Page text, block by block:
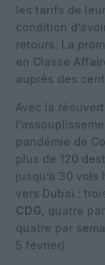
les tarifs de
condition
retours. La
en Classe
auprès des
Avec la
pandémie de
plus de 120
jusqu’à 30 vols
vers Dubaï :
CDG , quatre
quatre par
5 février).